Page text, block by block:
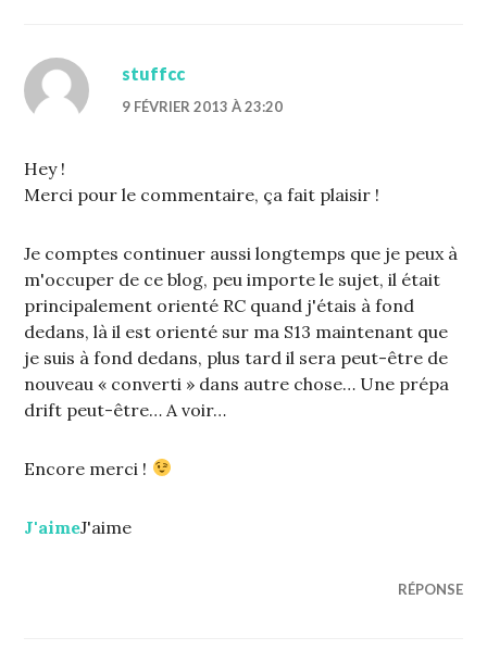
stuffcc
9 FÉVRIER 2013 À 23:20
Hey !
Merci pour le commentaire, ça fait plaisir !
Je comptes continuer aussi longtemps que je peux à
m'occuper de ce blog, peu importe le sujet, il était
principalement orienté RC quand j'étais à fond
dedans, là il est orienté sur ma S13 maintenant que
je suis à fond dedans, plus tard il sera peut-être de
nouveau « converti » dans autre chose… Une prépa
drift peut-être… A voir…
Encore merci !
J'aimeJ'aime
RÉPONSE